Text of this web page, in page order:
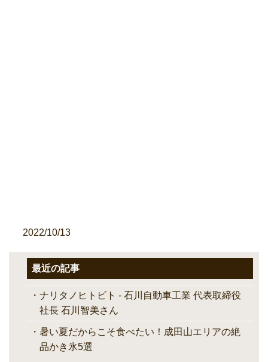
2022/10/13
最近の記事
ナリタノヒトビト - 石川自動車工業 代表取締役
社長 石川智美さん
暑い夏だからこそ食べたい！成田山エリアの絶
品かき氷5選